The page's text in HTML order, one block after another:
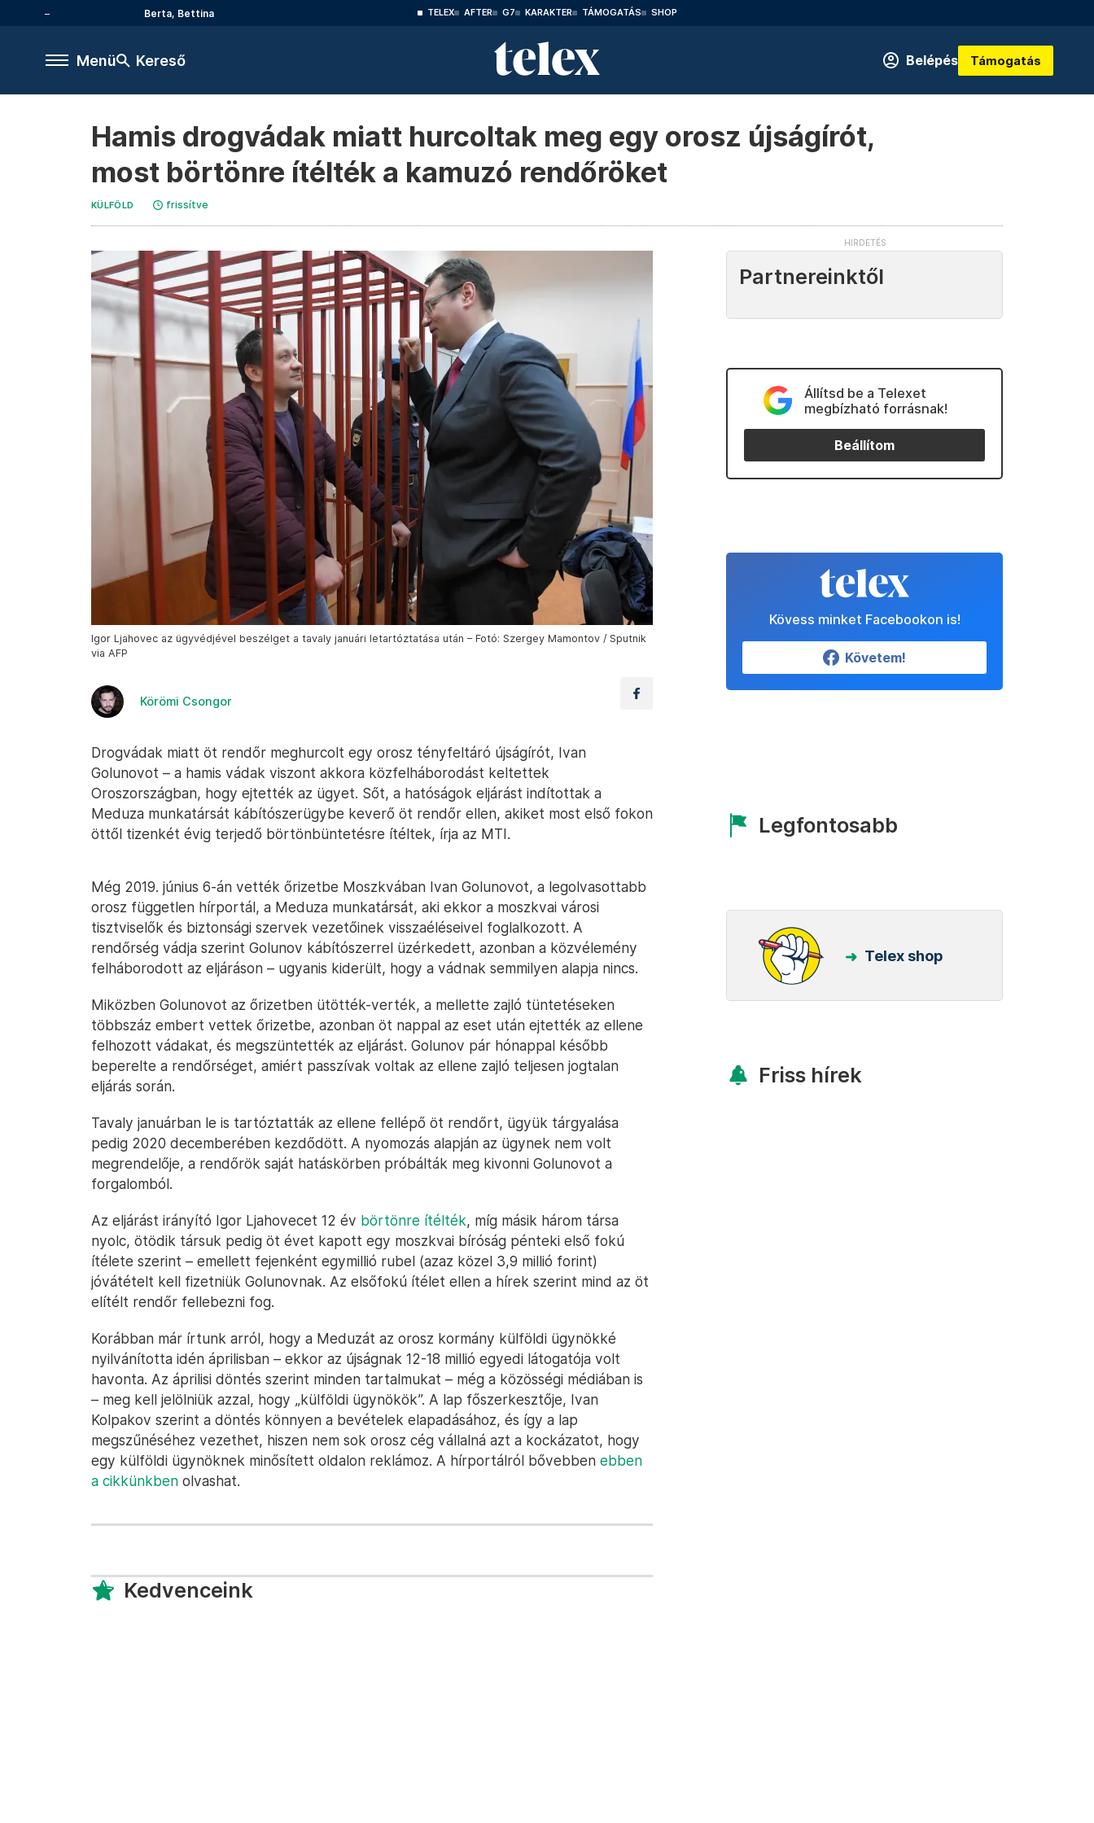
Berta, Bettina TELEX AFTER G7 KARAKTER TÁMOGATÁS SHOP
Menü Kereső Belépés Támogatás
Hamis drogvádak miatt hurcoltak meg egy orosz újságírót,
most börtönre ítélték a kamuzó rendőröket
KÜLFÖLD frissítve
Igor Ljahovec az ügyvédjével beszélget a tavaly januári letartóztatása után – Fotó: Szergey Mamontov / Sputnik
via AFP
Körömi Csongor
Drogvádak miatt öt rendőr meghurcolt egy orosz tényfeltáró újságírót, Ivan
Golunovot – a hamis vádak viszont akkora közfelháborodást keltettek
Oroszországban, hogy ejtették az ügyet. Sőt, a hatóságok eljárást indítottak a
Meduza munkatársát kábítószerügybe keverő öt rendőr ellen, akiket most első fokon
öttől tizenkét évig terjedő börtönbüntetésre ítéltek, írja az MTI.
Még 2019. június 6-án vették őrizetbe Moszkvában Ivan Golunovot, a legolvasottabb
orosz független hírportál, a Meduza munkatársát, aki ekkor a moszkvai városi
tisztviselők és biztonsági szervek vezetőinek visszaéléseivel foglalkozott. A
rendőrség vádja szerint Golunov kábítószerrel üzérkedett, azonban a közvélemény
felháborodott az eljáráson – ugyanis kiderült, hogy a vádnak semmilyen alapja nincs.
Miközben Golunovot az őrizetben ütötték-verték, a mellette zajló tüntetéseken
többszáz embert vettek őrizetbe, azonban öt nappal az eset után ejtették az ellene
felhozott vádakat, és megszüntették az eljárást. Golunov pár hónappal később
beperelte a rendőrséget, amiért passzívak voltak az ellene zajló teljesen jogtalan
eljárás során.
Tavaly januárban le is tartóztatták az ellene fellépő öt rendőrt, ügyük tárgyalása
pedig 2020 decemberében kezdődött. A nyomozás alapján az ügynek nem volt
megrendelője, a rendőrök saját hatáskörben próbálták meg kivonni Golunovot a
forgalomból.
Az eljárást irányító Igor Ljahovecet 12 év börtönre ítélték, míg másik három társa
nyolc, ötödik társuk pedig öt évet kapott egy moszkvai bíróság pénteki első fokú
ítélete szerint – emellett fejenként egymillió rubel (azaz közel 3,9 millió forint)
jóvátételt kell fizetniük Golunovnak. Az elsőfokú ítélet ellen a hírek szerint mind az öt
elítélt rendőr fellebezni fog.
Korábban már írtunk arról, hogy a Meduzát az orosz kormány külföldi ügynökké
nyilvánította idén áprilisban – ekkor az újságnak 12-18 millió egyedi látogatója volt
havonta. Az áprilisi döntés szerint minden tartalmukat – még a közösségi médiában is
– meg kell jelölniük azzal, hogy „külföldi ügynökök”. A lap főszerkesztője, Ivan
Kolpakov szerint a döntés könnyen a bevételek elapadásához, és így a lap
megszűnéséhez vezethet, hiszen nem sok orosz cég vállalná azt a kockázatot, hogy
egy külföldi ügynöknek minősített oldalon reklámoz. A hírportálról bővebben ebben
a cikkünkben olvashat.
Kedvenceink
Partnereinktől
Állítsd be a Telexet
megbízható forrásnak!
Beállítom
Kövess minket Facebookon is!
Követem!
Legfontosabb
Telex shop
Friss hírek